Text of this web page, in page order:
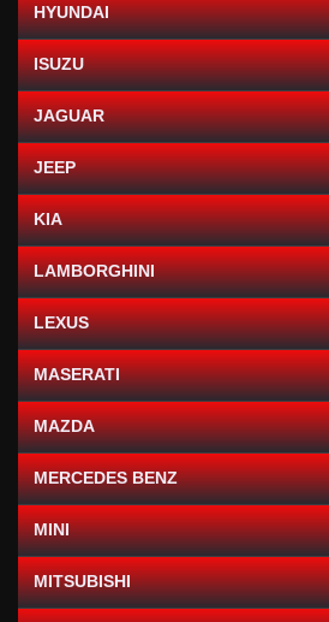
HYUNDAI
ISUZU
JAGUAR
JEEP
KIA
LAMBORGHINI
LEXUS
MASERATI
MAZDA
MERCEDES BENZ
MINI
MITSUBISHI